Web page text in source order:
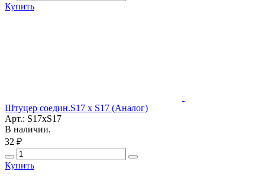
Купить
Штуцер соедин.S17 x S17 (Аналог)
Арт.: S17xS17
В наличии.
32 ₽
Купить